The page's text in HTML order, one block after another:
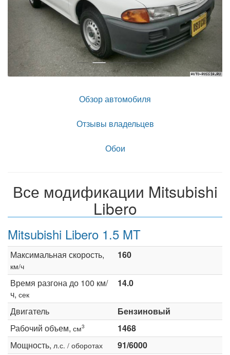
Обзор автомобиля
Отзывы владельцев
Обои
Все модификации Mitsubishi
Libero
Mitsubishi Libero 1.5 MT
Максимальная скорость,
км/ч
160
Время разгона до 100 км/
ч, сек
14.0
Двигатель
Бензиновый
Рабочий объем, см3
1468
Мощность, л.с. / оборотах
91/6000